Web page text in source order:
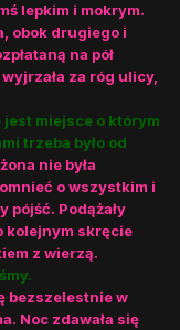
lepkim i mokrym.
obok drugiego i
na pół
za róg ulicy,
jest miejsce o którym
trzeba było od
nie była
o wszystkim i
pójść. Podążały
kolejnym skręcie
z wierzą.
bezszelestnie w
Noc zdawała się